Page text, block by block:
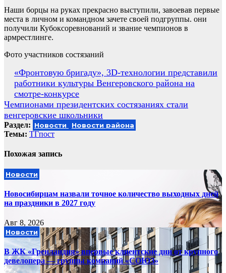
Наши борцы на руках прекрасно выступили, завоевав первые
места в личном и командном зачете своей подгруппы. они
получили Кубоксоревнований и звание чемпионов в
армрестлинге.
Фото участников состязаний
Навигация
по
записям
«Фронтовую бригаду», 3D-технологии представили
работники культуры Венгеровского района на
смотре-конкурсе
Чемпионами президентских состязаниях стали
венгеровские школьники
Раздел: Новости Новости района
Темы: ТГпост
Похожая запись
Новости
Новосибирцам назвали точное количество выходных дней
на праздники в 2027 году
Авг 8, 2026
Новости
В ЖК «Гренландия» впервые клиентские дни от крупного
девелопера — группы компаний «СОЮЗ»